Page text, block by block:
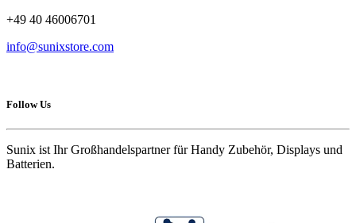
+49 40 46006701
info@sunixstore.com
Follow Us
Sunix ist Ihr Großhandelspartner für Handy Zubehör, Displays und
Batterien.